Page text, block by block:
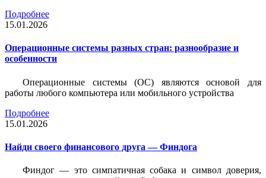
Подробнее
15.01.2026
Операционные системы разных стран: разнообразие и
особенности
Операционные системы (ОС) являются основой для
работы любого компьютера или мобильного устройства
Подробнее
15.01.2026
Найди своего финансового друга — Финдога
Финдог — это симпатичная собака и символ доверия,